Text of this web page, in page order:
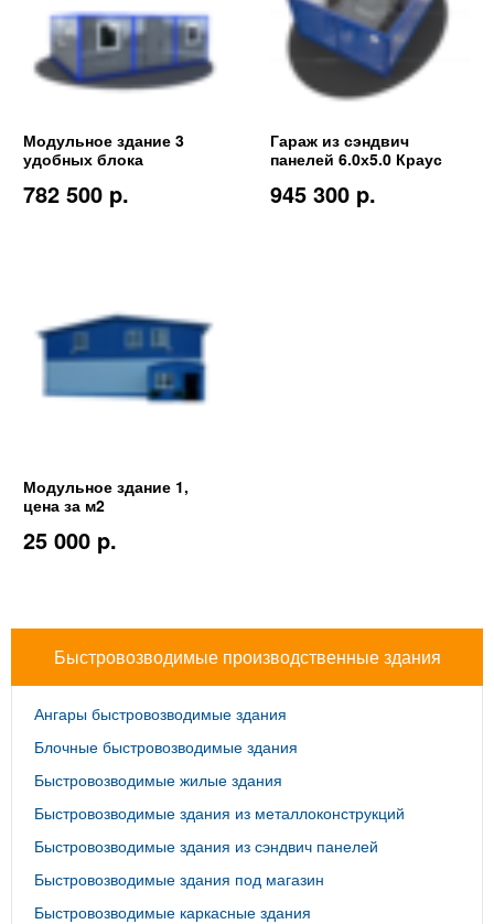
Модульное здание 3
удобных блока
782 500 p.
Гараж из сэндвич
панелей 6.0х5.0 Краус
945 300 p.
Модульное здание 1,
цена за м2
25 000 p.
Быстровозводимые производственные здания
Ангары быстровозводимые здания
Блочные быстровозводимые здания
Быстровозводимые жилые здания
Быстровозводимые здания из металлоконструкций
Быстровозводимые здания из сэндвич панелей
Быстровозводимые здания под магазин
Быстровозводимые каркасные здания